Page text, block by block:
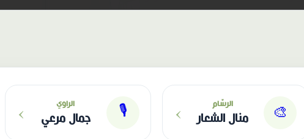
🎨
الرسّام
منال الشعار ›
🎙 الراوي
جمال مرعي ›